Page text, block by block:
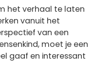
het verhaal te laten
vanuit het
van een
moet je een
gaaf en interessant